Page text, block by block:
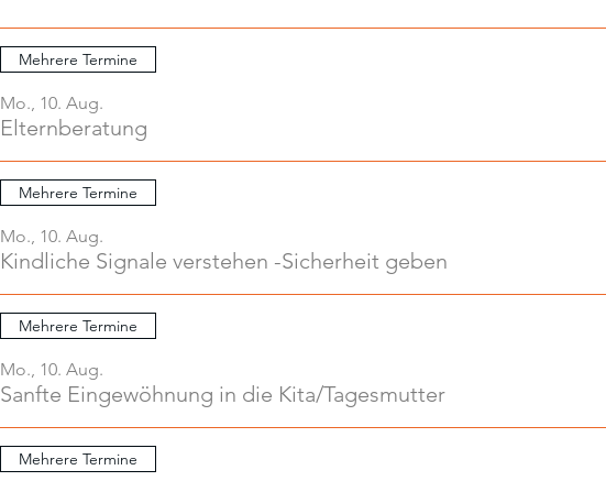
Mehrere Termine
Mo., 10. Aug.
Elternberatung
Mehrere Termine
Mo., 10. Aug.
Kindliche Signale verstehen -Sicherheit geben
Mehrere Termine
Mo., 10. Aug.
Sanfte Eingewöhnung in die Kita/Tagesmutter
Mehrere Termine